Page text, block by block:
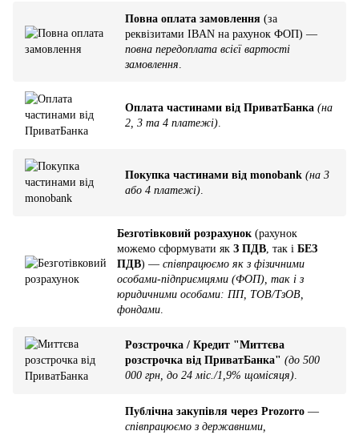
Повна оплата замовлення (за
реквізитами IBAN на рахунок ФОП) —
повна передоплата всієї вартості
замовлення
Оплата частинами від ПриватБанка (на
2, 3 та 4 платежі)
Покупка частинами від monobank (на 3
або 4 платежі)
Безготівковий розрахунок (рахунок
можемо сформувати як З ПДВ , так і БЕЗ
ПДВ) — співпрацюємо як з фізичними
особами-підприємцями (ФОП), так і з
юридичними особами: ПП, ТОВ/ТзОВ,
фондами
Розстрочка / Кредит "Миттєва
розстрочка від ПриватБанка" (до 500
000 грн, до 24 міс./1,9% щомісяця).
Публічна закупівля через Prozorro —
співпрацюємо з державними,